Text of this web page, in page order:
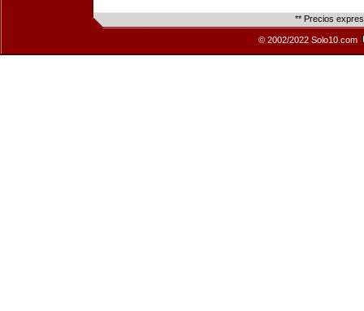
** Precios
© 2002/2022 Solo10.com